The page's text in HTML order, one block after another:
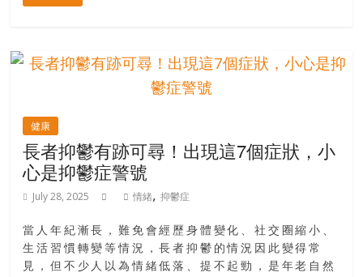
健康
長者抑鬱有跡可尋！出現這7個症狀，小
心是抑鬱症警號
July 28, 2025 情緒,抑鬱症
當人年紀漸長，難免會經歷身體變化、社交圈縮小、
生活習慣轉變等情況，長者抑鬱的情況因此變得常
見，但不少人以為情緒低落、提不起勁，是年老自然